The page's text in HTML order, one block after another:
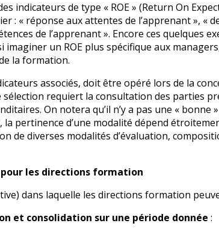
indicateurs de type « ROE » (Return On
: « réponse aux attentes de l’apprenant », «
de l’apprenant ». Encore ces quelques
imaginer un ROE plus spécifique aux
la formation.
associés, doit être opéré lors de la
requiert la consultation des parties
On notera qu’il n’y a pas une « bonne
pertinence d’une modalité dépend
de diverses modalités d’évaluation,
pour les directions formation
dans laquelle les directions formation
et consolidation sur une période donnée :